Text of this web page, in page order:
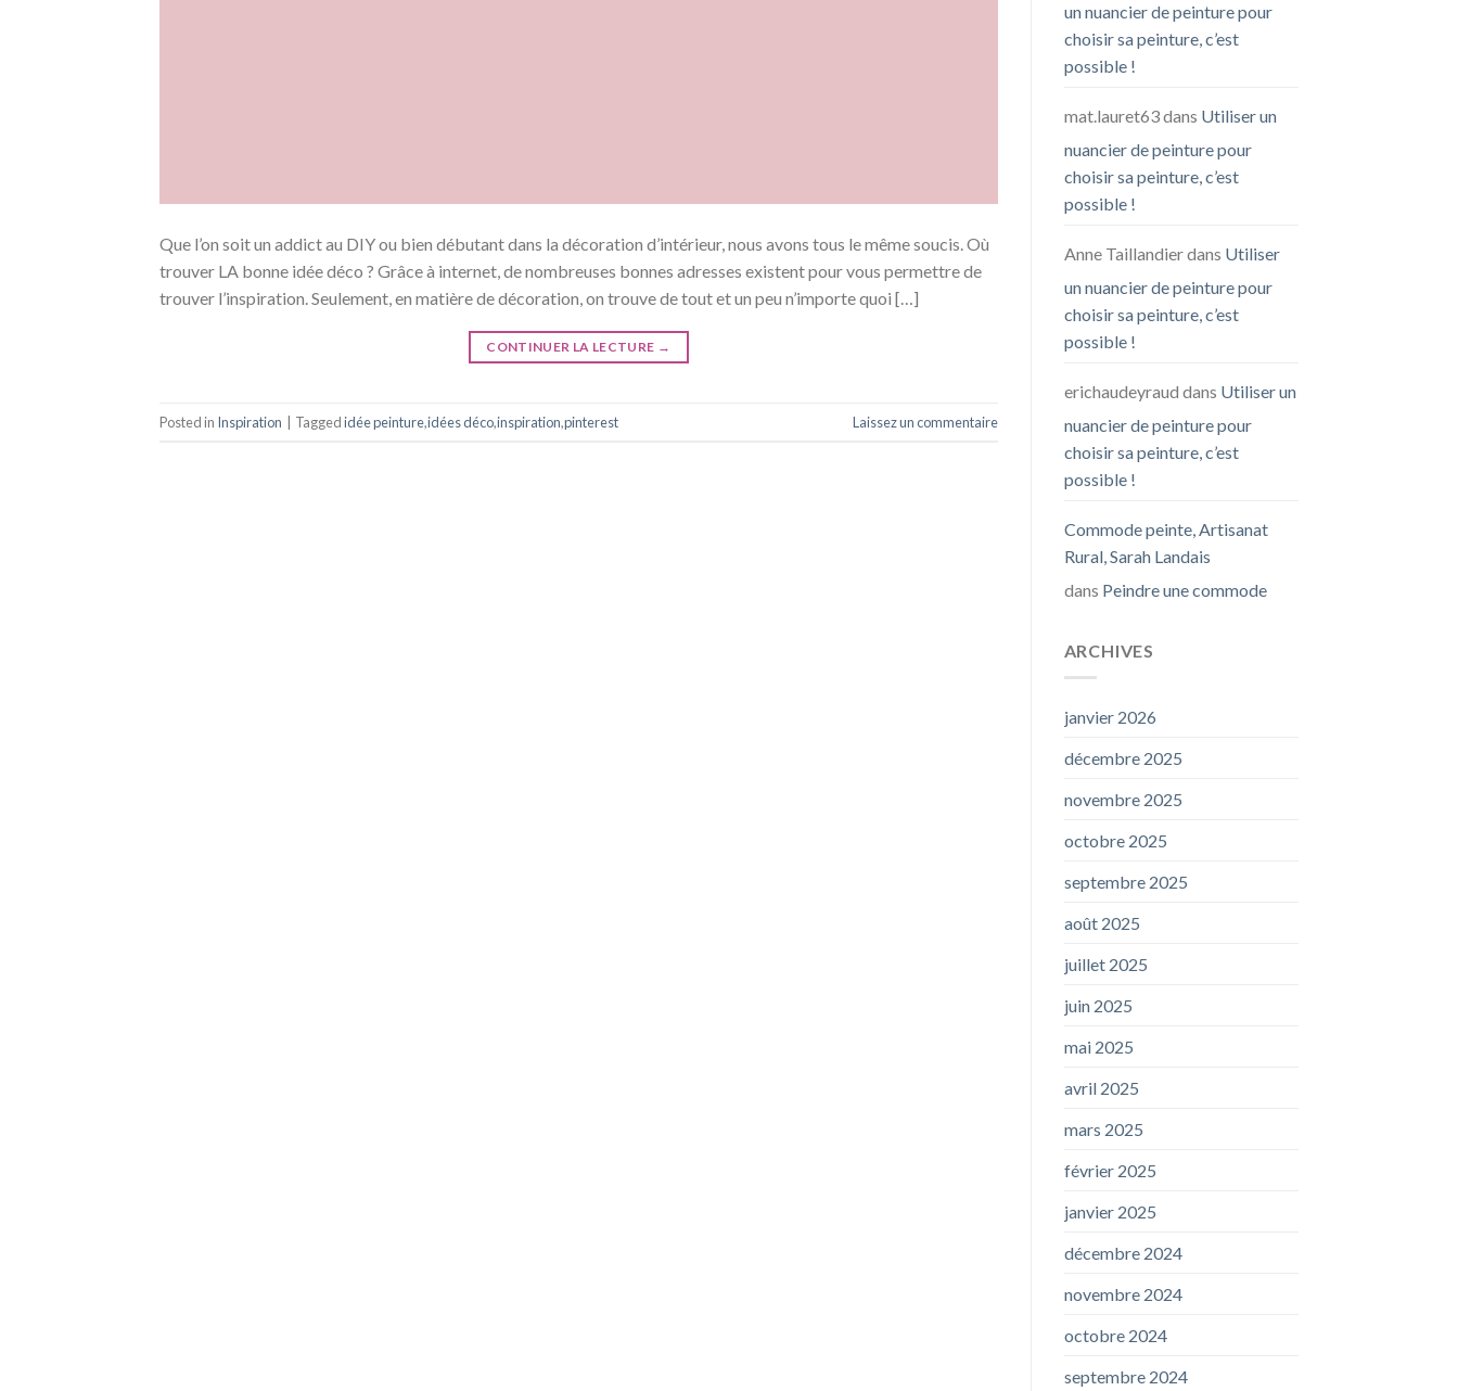
Que l’on soit un addict au DIY ou bien débutant dans la décoration d’intérieur, nous avons tous le même soucis. Où
trouver LA bonne idée déco ? Grâce à internet, de nombreuses bonnes adresses existent pour vous permettre de
trouver l’inspiration. Seulement, en matière de décoration, on trouve de tout et un peu n’importe quoi […]
CONTINUER LA LECTURE →
Posted in Inspiration Taggedidée peinture,idées déco,inspiration,pinterest Laissez un commentaire
un nuancier de peinture pour
choisir sa peinture, c’est
possible !
mat.lauret63dans Utiliser un
nuancier de peinture pour
choisir sa peinture, c’est
possible !
Anne Taillandierdans Utiliser
un nuancier de peinture pour
choisir sa peinture, c’est
possible !
erichaudeyraud dans Utiliser un
nuancier de peinture pour
choisir sa peinture, c’est
possible !
Commode peinte, Artisanat
Rural, Sarah Landais
dans Peindre une commode
ARCHIVES
janvier 2026
décembre 2025
novembre 2025
octobre 2025
septembre 2025
août 2025
juillet 2025
juin 2025
mai 2025
avril 2025
mars 2025
février 2025
janvier 2025
décembre 2024
novembre 2024
octobre 2024
septembre 2024